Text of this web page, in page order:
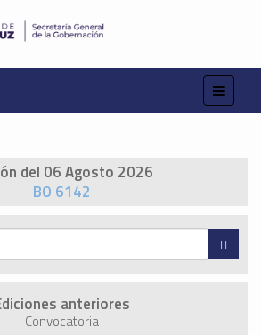
del 06 Agosto 2026
BO 6142
anteriores
Convocatoria